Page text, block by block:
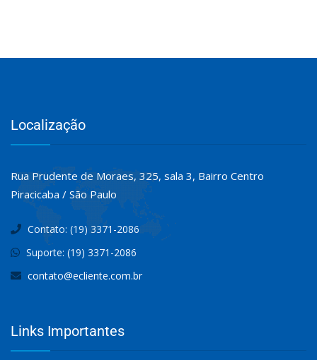
Localização
Rua Prudente de Moraes, 325, sala 3, Bairro Centro
Piracicaba / São Paulo
Contato: (19) 3371-2086
Suporte: (19) 3371-2086
contato@ecliente.com.br
Links Importantes